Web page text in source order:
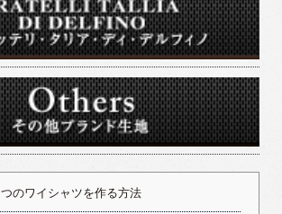
のワイシャツを作る方法